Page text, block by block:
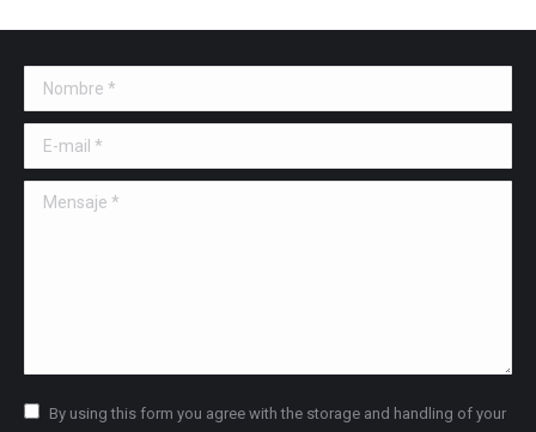
Nombre *
E-mail *
Mensaje *
By using this form you agree with the storage and handling of your